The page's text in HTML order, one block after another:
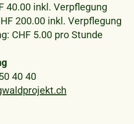
40.00 inkl. Verpflegung
200.00 inkl. Verpflegung
CHF 5.00 pro Stunde
40 40